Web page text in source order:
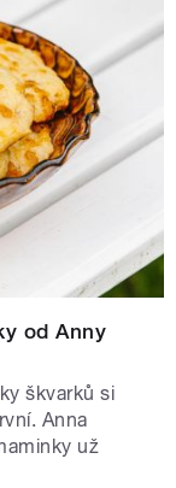
od Anny
škvarků si
Anna
už